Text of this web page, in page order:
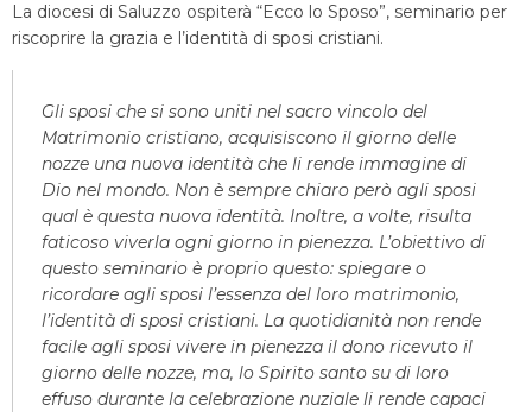
La diocesi di Saluzzo ospiterà “Ecco lo Sposo”, seminario per
riscoprire la grazia e l’identità di sposi cristiani.
Gli sposi che si sono uniti nel sacro vincolo del
Matrimonio cristiano, acquisiscono il giorno delle
nozze una nuova identità che li rende immagine di
Dio nel mondo. Non è sempre chiaro però agli sposi
qual è questa nuova identità. Inoltre, a volte, risulta
faticoso viverla ogni giorno in pienezza. L’obiettivo di
questo seminario è proprio questo: spiegare o
ricordare agli sposi l’essenza del loro matrimonio,
l’identità di sposi cristiani. La quotidianità non rende
facile agli sposi vivere in pienezza il dono ricevuto il
giorno delle nozze, ma, lo Spirito santo su di loro
effuso durante la celebrazione nuziale li rende capaci